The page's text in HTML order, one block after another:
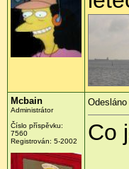
Mcbain
Administrátor
Číslo příspěvku:
7560
Registrován: 5-2002
Co